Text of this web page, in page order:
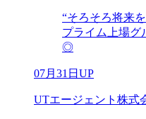
“そろそろ将来
プライム上場グ
◎
07月31日UP
UTエージェント株式